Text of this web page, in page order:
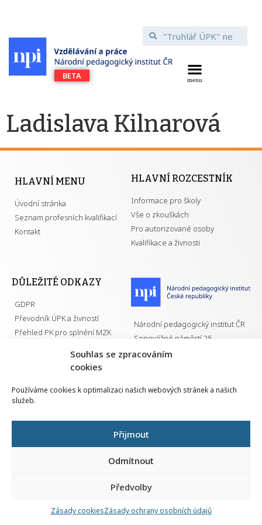
Souhlas se zpracováním
cookies
Používáme cookies k optimalizaci našich webových stránek a našich
služeb.
Přijmout
Odmítnout
Předvolby
Zásady cookiesZásady ochrany osobních údajů
Ladislava Kilnarová
HLAVNÍ MENU
Úvodní stránka
Seznam profesních kvalifikací
Kontakt
HLAVNÍ ROZCESTNÍK
Informace pro školy
Vše o zkouškách
Pro autorizované osoby
Kvalifikace a živnosti
DŮLEŽITÉ ODKAZY
GDPR
Převodník ÚPK a živností
Přehled PK pro splnění MZK
Národní pedagogický institut ČR
Senovážné náměstí 25
110 00 Praha 1